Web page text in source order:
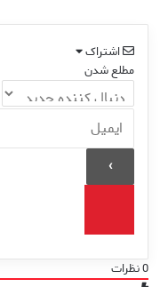
اشتراک
مطلع شدن
0نظرات